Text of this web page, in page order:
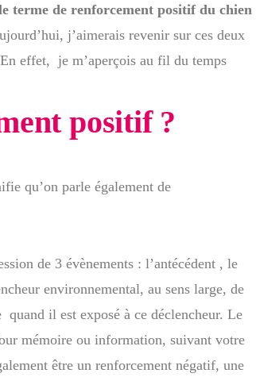
terme de renforcement positif du chien
j’aimerais revenir sur ces deux
effet, je m’aperçois au fil du temps
positif ?
qu’on parle également de
de 3 évènements : l’antécédent , le
environnemental, au sens large, de
il est exposé à ce déclencheur. Le
mémoire ou information, suivant votre
être un renforcement négatif, une